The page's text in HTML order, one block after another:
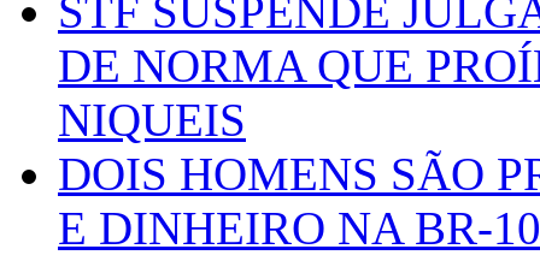
STF SUSPENDE
DE NORMA QUE
NIQUEIS
DOIS HOMENS SÃO
E DINHEIRO NA BR-